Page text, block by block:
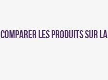
Comparer les produits sur la